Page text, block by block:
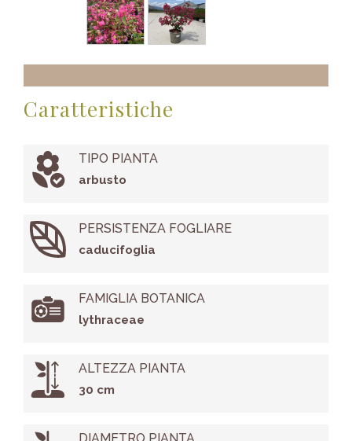
Caratteristiche
TIPO PIANTA
arbusto
PERSISTENZA FOGLIARE
caducifoglia
FAMIGLIA BOTANICA
lythraceae
ALTEZZA PIANTA
30 cm